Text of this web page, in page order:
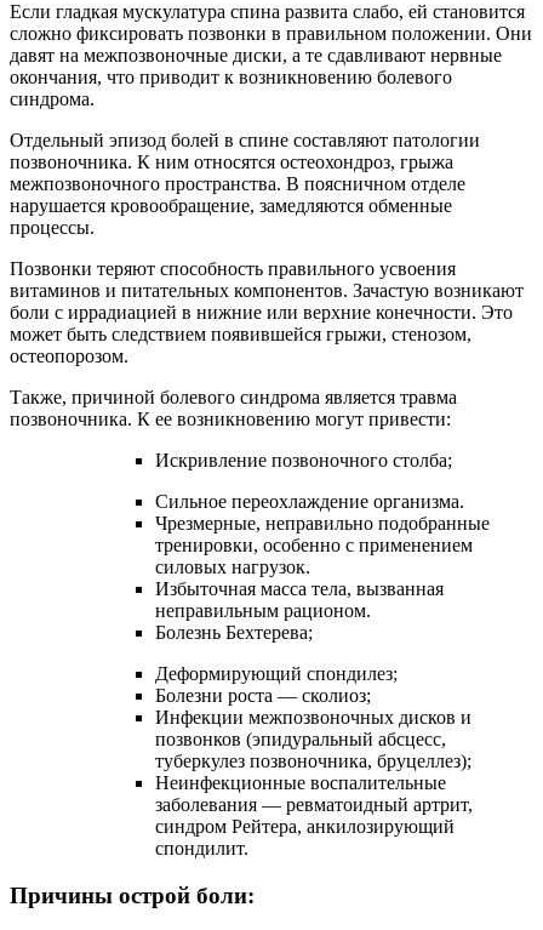
Если гладкая мускулатура спина развита слабо, ей становится
сложно фиксировать позвонки в правильном положении. Они
давят на межпозвоночные диски, а те сдавливают нервные
окончания, что приводит к возникновению болевого
синдрома.
Отдельный эпизод болей в спине составляют патологии
позвоночника. К ним относятся остеохондроз, грыжа
межпозвоночного пространства. В поясничном отделе
нарушается кровообращение, замедляются обменные
процессы.
Позвонки теряют способность правильного усвоения
витаминов и питательных компонентов. Зачастую возникают
боли с иррадиацией в нижние или верхние конечности. Это
может быть следствием появившейся грыжи, стенозом,
остеопорозом.
Также, причиной болевого синдрома является травма
позвоночника. К ее возникновению могут привести:
Искривление позвоночного столба;
Сильное переохлаждение организма.
Чрезмерные, неправильно подобранные
тренировки, особенно с применением
силовых нагрузок.
Избыточная масса тела, вызванная
неправильным рационом.
Болезнь Бехтерева;
Деформирующий спондилез;
Болезни роста — сколиоз;
Инфекции межпозвоночных дисков и
позвонков (эпидуральный абсцесс,
туберкулез позвоночника, бруцеллез);
Неинфекционные воспалительные
заболевания — ревматоидный артрит,
синдром Рейтера, анкилозирующий
спондилит.
Причины острой боли: